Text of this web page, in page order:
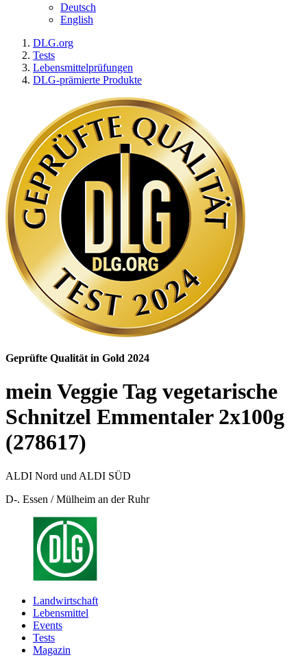
Deutsch
English
DLG.org
Tests
Lebensmittelprüfungen
DLG-prämierte Produkte
Geprüfte Qualität in Gold 2024
mein Veggie Tag vegetarische
Schnitzel Emmentaler 2x100g
(278617)
ALDI Nord und ALDI SÜD
D-. Essen / Mülheim an der Ruhr
Landwirtschaft
Lebensmittel
Events
Tests
Magazin